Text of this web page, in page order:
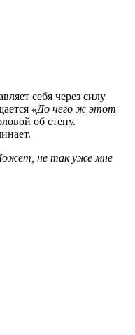
себя через силу
«До чего ж этот
об стену.
не так уже мне